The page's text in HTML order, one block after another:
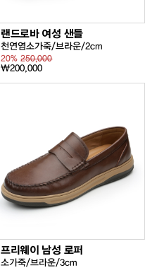
랜드로바 여성 샌들
천연염소가죽/브라운/2cm
20%250,000
₩200,000
프리웨이 남성 로퍼
소가죽/브라운/3cm